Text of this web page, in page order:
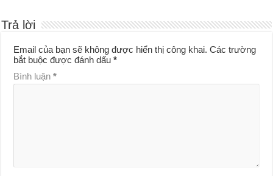
Trả lời
Email của bạn sẽ không được hiển thị công khai. Các trường
bắt buộc được đánh dấu*
Bình luận*